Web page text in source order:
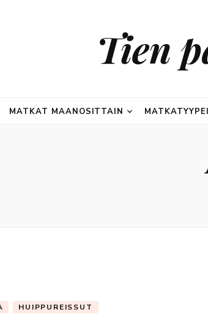
Tien
MATKAT MAANOSITTAIN
HUIPPUREISSUT